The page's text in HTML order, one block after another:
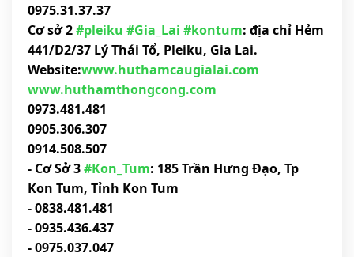
0975.31.37.37
Cơ sở 2#pleiku #Gia_Lai #kontum: địa chỉ Hẻm
441/D2/37 Lý Thái Tổ, Pleiku, Gia Lai.
Website:www.huthamcaugialai.com
www.huthamthongcong.com
0973.481.481
0905.306.307
0914.508.507
- Cơ Sở 3#Kon_Tum: 185 Trần Hưng Đạo, Tp
Kon Tum, Tỉnh Kon Tum
- 0838.481.481
- 0935.436.437
- 0975.037.047